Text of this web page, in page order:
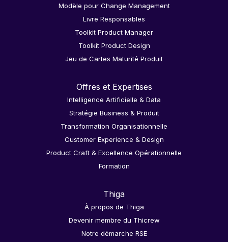
Modèle pour Change Management
Livre Responsables
Toolkit Product Manager
Toolkit Product Design
Jeu de Cartes Maturité Produit
Offres et Expertises
Intelligence Artificielle & Data
Stratégie Business & Produit
Transformation Organisationnelle
Customer Experience & Design
Product Craft & Excellence Opérationnelle
Formation
Thiga
À propos de Thiga
Devenir membre du Thicrew
Notre démarche RSE